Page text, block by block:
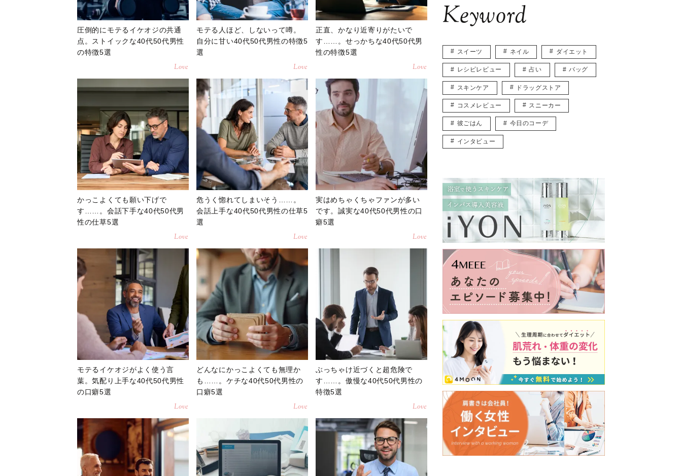
圧倒的にモテるイケオジの共通
点。ストイックな40代50代男性
の特徴5選
Love
モテる人ほど、しないって噂。
自分に甘い40代50代男性の特徴5
選
Love
正直、かなり近寄りがたいで
す……。せっかちな40代50代男
性の特徴5選
Love
かっこよくても願い下げで
す……。会話下手な40代50代男
性の仕草5選
Love
危うく惚れてしまいそう……。
会話上手な40代50代男性の仕草5
選
Love
実はめちゃくちゃファンが多い
です。誠実な40代50代男性の口
癖5選
Love
モテるイケオジがよく使う言
葉。気配り上手な40代50代男性
の口癖5選
Love
どんなにかっこよくても無理か
も……。ケチな40代50代男性の
口癖5選
Love
ぶっちゃけ近づくと超危険で
す……。傲慢な40代50代男性の
特徴5選
Love
Keyword
スイーツ ネイル ダイエット
レシピレビュー 占い バッグ
スキンケア ドラッグストア
コスメレビュー スニーカー
彼ごはん 今日のコーデ
インタビュー